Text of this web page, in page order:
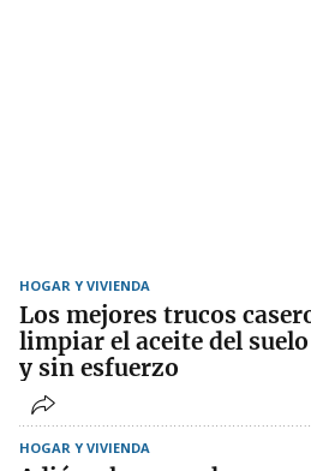
HOGAR Y VIVIENDA
Los mejores trucos
limpiar el aceite del
y sin esfuerzo
HOGAR Y VIVIENDA